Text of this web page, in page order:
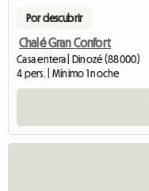
Por descubrir
Chalé Gran Confort
Casa entera | Dinozé (88000)
4 pers. | Mínimo 1 noche